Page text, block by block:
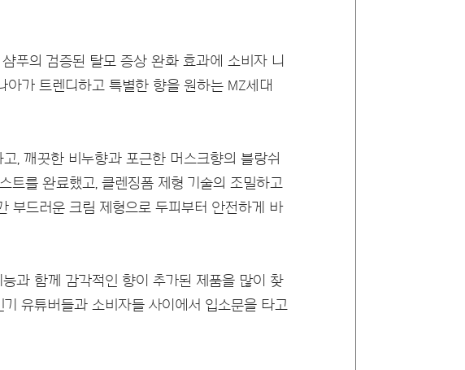
푸의 검증된 탈모 증상 완화 효과에 소비자 니
가 트렌디하고 특별한 향을 원하는 MZ세대
, 깨끗한 비누향과 포근한 머스크향의 블랑쉬
트를 완료했고, 클렌징폼 제형 기술의 조밀하고
부드러운 크림 제형으로 두피부터 안전하게 바
과 함께 감각적인 향이 추가된 제품을 많이 찾
유튜버들과 소비자들 사이에서 입소문을 타고